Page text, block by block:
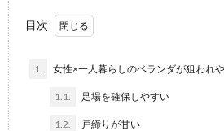
目次
1. 女性×一人暮らしのベランダが狙われ
1.1. 足場を確保しやすい
1.2. 戸締りが甘い